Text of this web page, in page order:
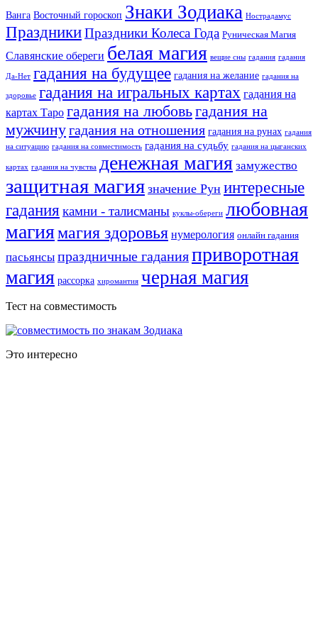
Ванга Восточный гороскоп Знаки Зодиака Нострадамус
ПраздникиПраздники Колеса Года Руническая Магия
Славянские обереги белая магия вещие сны гадания гадания
Да-Нет гадания на будущее гадания на желание гадания на
здоровье гадания на игральных картах гадания на
картах Таро гадания на любовьгадания на
мужчинугадания на отношения гадания на рунах гадания
на ситуацию гадания на совместимость гадания на судьбу гадания на цыганских
картах гадания на чувства денежная магия замужество
защитная магия значение Рун интересные
гадания камни - талисманы куклы-обереги любовная
магиямагия здоровья нумерология онлайн гадания
пасьянсы праздничные гаданияприворотная
магия рассорка хиромантия черная магия
Тест на совместимость
Это интересно